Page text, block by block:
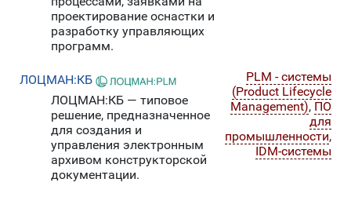
проектирование оснастки и
разработку управляющих
программ.
ЛОЦМАН:КБ
ЛОЦМАН:КБ — типовое
решение, предназначенное
для создания и
управления электронным
архивом конструкторской
документации.
PLM - системы
(Product Lifecycle
Management), ПО
для
промышленности,
IDM-системы